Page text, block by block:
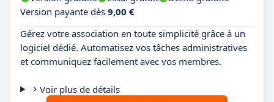
Version payante dès 9,00 €
Gérez votre association en toute simplicité grâce à un
logiciel dédié. Automatisez vos tâches administratives
et communiquez facilement avec vos membres.
Voir plus de détails